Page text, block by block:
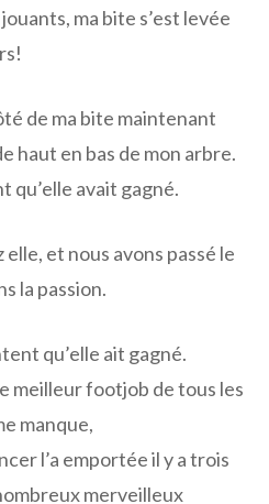
ma bite s’est levée
de ma bite maintenant
haut en bas de mon arbre.
qu’elle avait gagné.
elle, et nous avons passé le
la passion.
qu’elle ait gagné.
meilleur footjob de tous les
manque,
l’a emportée il y a trois
merveilleux